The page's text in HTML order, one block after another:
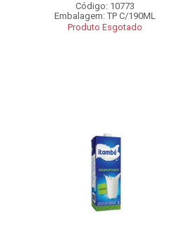
Código: 10773
Embalagem: TP C/190ML
Produto Esgotado